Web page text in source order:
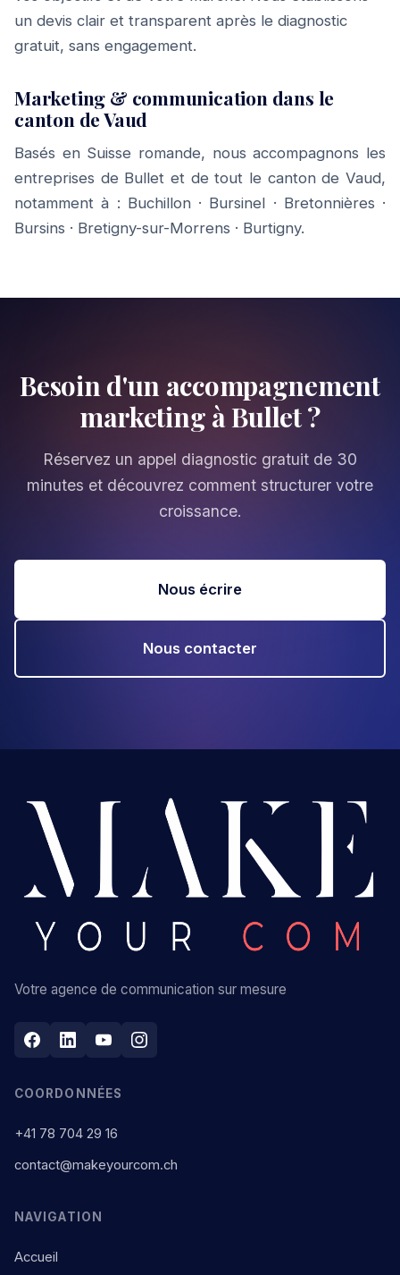
un devis clair et transparent après le diagnostic
gratuit, sans engagement.
Marketing & communication dans le
canton de Vaud
Basés en Suisse romande, nous accompagnons les
entreprises de Bullet et de tout le canton de Vaud,
notamment à : Buchillon· Bursinel · Bretonnières ·
Bursins · Bretigny-sur-Morrens · Burtigny.
Besoin d'un accompagnement
marketing à Bullet ?
Réservez un appel diagnostic gratuit de 30
minutes et découvrez comment structurer votre
croissance.
Nous écrire
Nous contacter
Votre agence de communication sur mesure
COORDONNÉES
+41 78 704 29 16
contact@makeyourcom.ch
NAVIGATION
Accueil